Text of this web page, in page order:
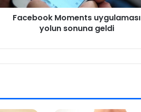
Facebook Moments uygulaması
yolun sonuna geldi